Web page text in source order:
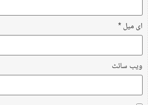
ای میل*
ویب‌ سائٹ